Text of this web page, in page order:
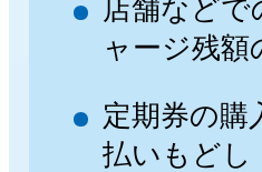
店舗などで
ャージ残額
定期券の購
払いもどし